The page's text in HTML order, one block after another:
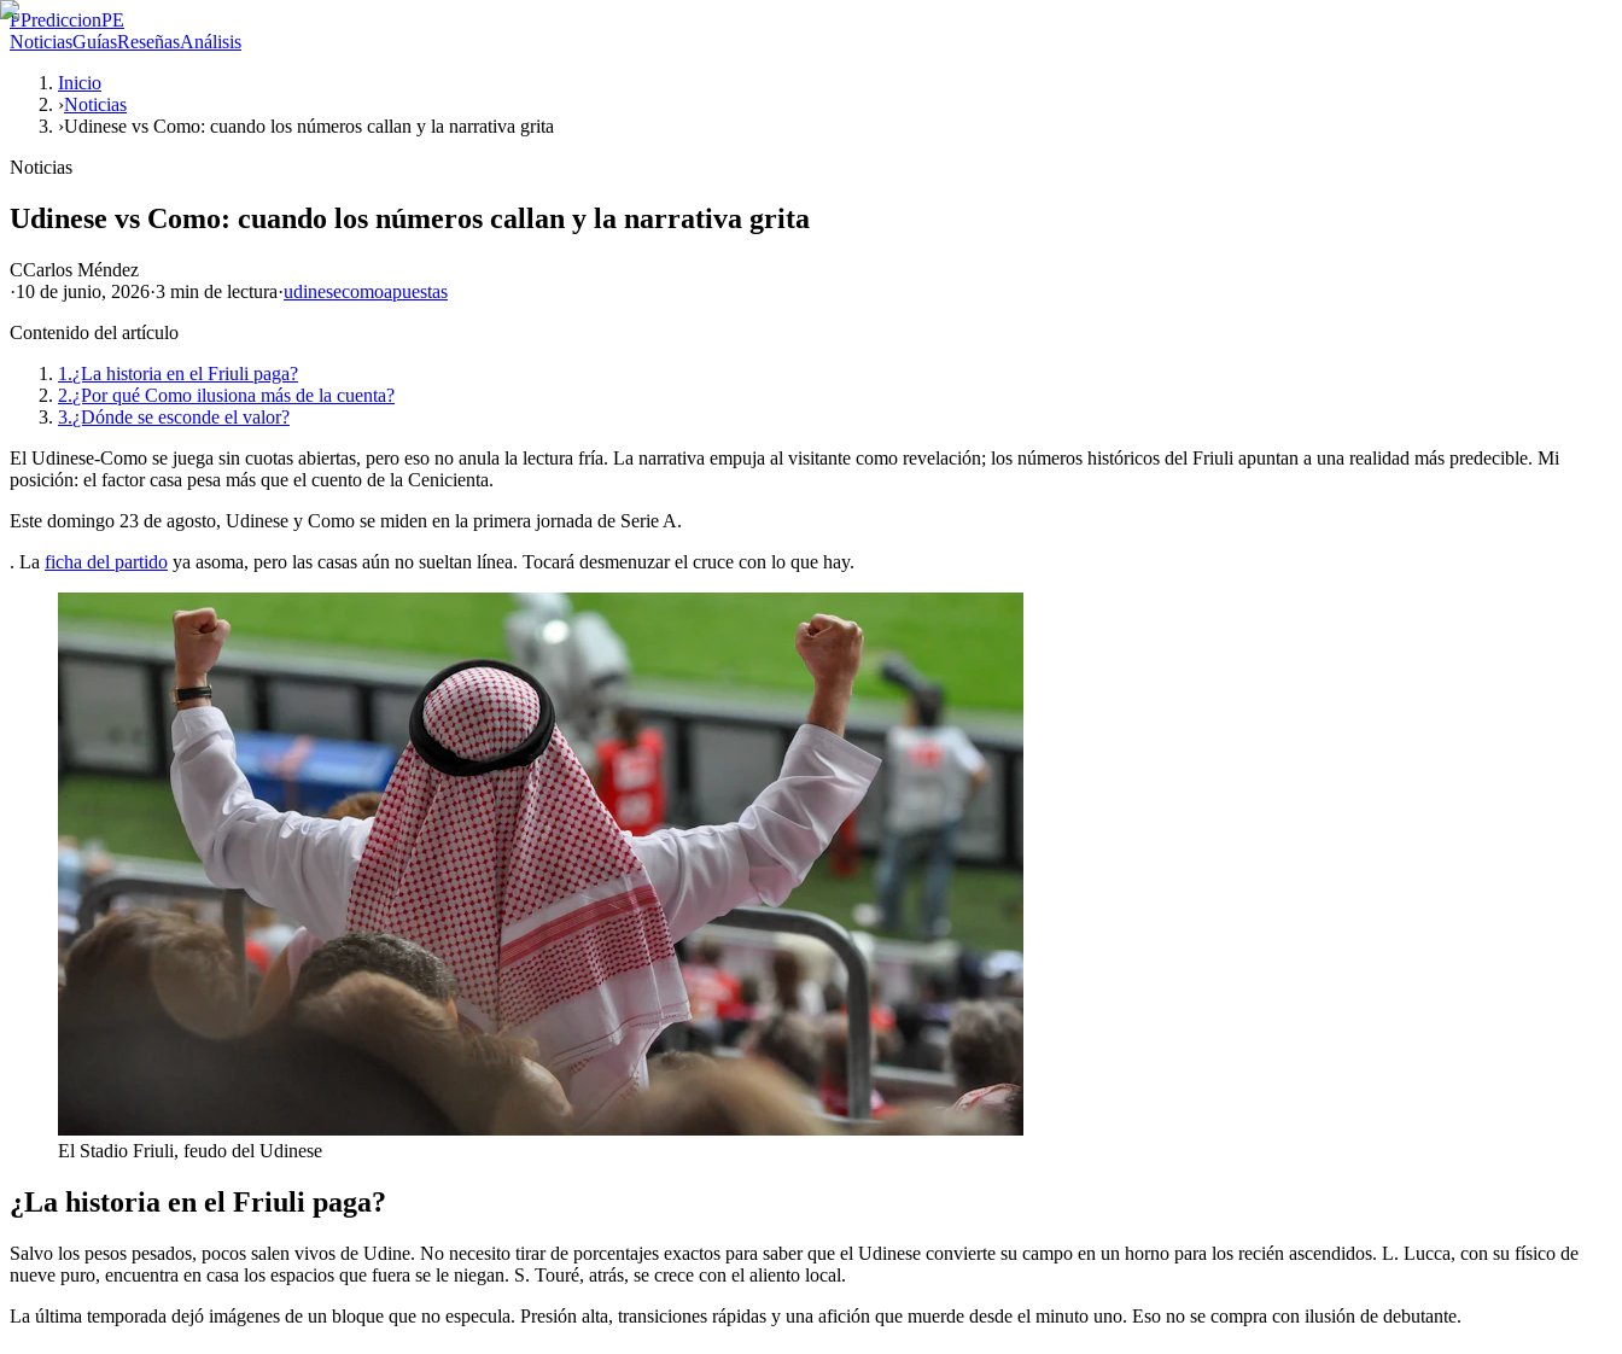
PPrediccionPE
NoticiasGuíasReseñasAnálisis
Inicio
›Noticias
›Udinese vs Como: cuando los números callan y la narrativa grita
Noticias
Udinese vs Como: cuando los números callan y la narrativa grita
CCarlos Méndez
·10 de junio, 2026·3 min de lectura·udinesecomoapuestas
Contenido del artículo
1.¿La historia en el Friuli paga?
2.¿Por qué Como ilusiona más de la cuenta?
3.¿Dónde se esconde el valor?
El Udinese-Como se juega sin cuotas abiertas, pero eso no anula la lectura fría. La narrativa empuja al visitante como revelación; los números históricos del Friuli apuntan a una realidad más predecible. Mi
posición: el factor casa pesa más que el cuento de la Cenicienta.
Este domingo 23 de agosto, Udinese y Como se miden en la primera jornada de Serie A.
. La ficha del partido ya asoma, pero las casas aún no sueltan línea. Tocará desmenuzar el cruce con lo que hay.
El Stadio Friuli, feudo del Udinese
¿La historia en el Friuli paga?
Salvo los pesos pesados, pocos salen vivos de Udine. No necesito tirar de porcentajes exactos para saber que el Udinese convierte su campo en un horno para los recién ascendidos. L. Lucca, con su físico de
nueve puro, encuentra en casa los espacios que fuera se le niegan. S. Touré, atrás, se crece con el aliento local.
La última temporada dejó imágenes de un bloque que no especula. Presión alta, transiciones rápidas y una afición que muerde desde el minuto uno. Eso no se compra con ilusión de debutante.